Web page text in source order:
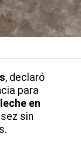
, declaró
para
leche en
sin